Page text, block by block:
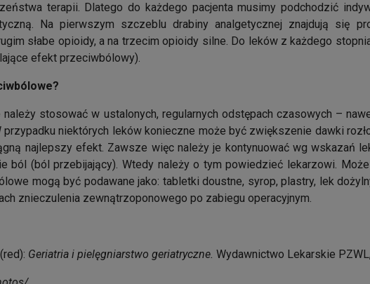
terapii. Dlatego do każdego pacjenta musimy podchodzić
Na pierwszym szczeblu drabiny analgetycznej znajdują się
słabe opioidy, a na trzecim opioidy silne. Do leków z każdego
efekt przeciwbólowy).
stosować w ustalonych, regularnych odstępach czasowych –
niektórych leków konieczne może być zwiększenie dawki
najlepszy efekt. Zawsze więc należy je kontynuować wg wskazań
ból (ból przebijający). Wtedy należy o tym powiedzieć lekarzowi.
mogą być podawane jako: tabletki doustne, syrop, plastry, lek
znieczulenia zewnątrzoponowego po zabiegu operacyjnym.
Geriatria i pielęgniarstwo geriatryczne. Wydawnictwo Lekarskie